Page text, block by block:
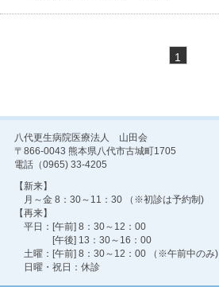
1
八代更生病院医療法人 山田会
〒866-0043 熊本県八代市古城町1705
電話（0965) 33-4205
【新来】
月～金 8：30～11：30 （※初診は予約制)
【再来】
平日：[午前] 8：30～12：00
[午後] 13：30～16：00
土曜：[午前] 8：30～12：00 （※午前中のみ)
日曜・祝日：休診